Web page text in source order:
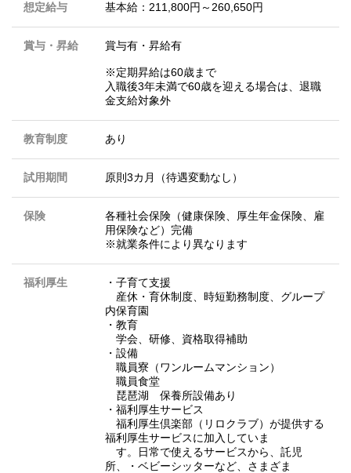
想定給与 基本給：211,800円～260,650円
賞与・昇給 賞与有・昇給有
※定期昇給は60歳まで
入職後3年未満で60歳を迎える場合は、退職
金支給対象外
教育制度 あり
試用期間 原則3カ月（待遇変動なし）
保険
各種社会保険（健康保険、厚生年金保険、雇
用保険など）完備
※就業条件により異なります
福利厚生
・子育て支援
産休・育休制度、時短勤務制度、グループ
内保育園
・教育
学会、研修、資格取得補助
・設備
職員寮（ワンルームマンション）
職員食堂
琵琶湖 保養所設備あり
・福利厚生サービス
福利厚生倶楽部（リロクラブ）が提供する
福利厚生サービスに加入していま
す。日常で使えるサービスから、託児
所、・ベビーシッターなど、さまざま